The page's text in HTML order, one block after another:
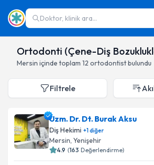
Doktor, klinik ara...
Ortodonti (Çene-Diş
Mersin içinde toplam 12 ortodontistbulundu
Filtrele
Uzm. Dr. Dt. Burak Aksu
Diş Hekimi +1diğer
Mersin, Yenişehir
4.9 (163 Değerlendirme)